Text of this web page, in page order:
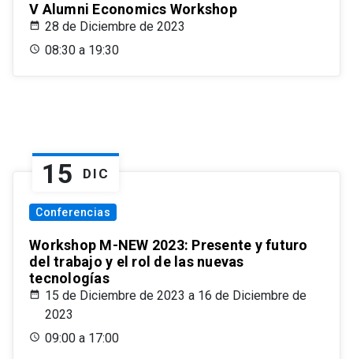
V Alumni Economics Workshop
28 de Diciembre de 2023
08:30 a 19:30
15 DIC
Conferencias
Workshop M-NEW 2023: Presente y futuro
del trabajo y el rol de las nuevas
tecnologías
15 de Diciembre de 2023 a 16 de Diciembre de
2023
09:00 a 17:00